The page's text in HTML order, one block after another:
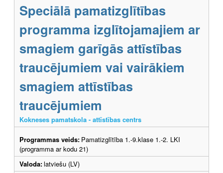
Speciālā pamatizglītības
programma izglītojamajiem ar
smagiem garīgās attīstības
traucējumiem vai vairākiem
smagiem attīstības
traucējumiem
Kokneses pamatskola - attīstības centrs
Programmas veids: Pamatizglītība 1.-9.klase 1.-2. LKI
(programma ar kodu 21)
Valoda:latviešu (LV)